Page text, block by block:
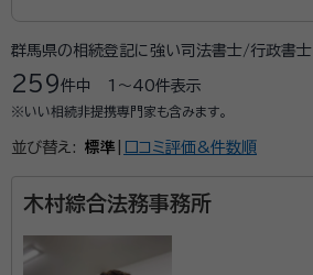
群馬県の相続登記に強い司法書士/行政書士
259件中 1〜40件表示
※いい相続非提携専門家も含みます。
並び替え: 標準 口コミ評価&件数順
木村綜合法務事務所